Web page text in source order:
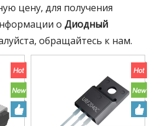
цену, для получения
о Диодный
обращайтесь к нам.